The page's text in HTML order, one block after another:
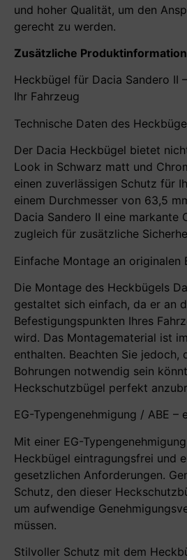
und hoher Qualität, um den
gerecht zu werden.
Zusätzliche
Heckbügel für Dacia Sandero II
Ihr Fahrzeug
Technische Daten des
Der Dacia Heckbügel bietet
Look in Schwarz matt und
einen zuverlässigen Schutz für
einem Durchmesser von 63,5
Dacia Sandero II eine markante
zugleich für zusätzliche
Einfache Montage an originalen
Die Montage des Heckbügels
gestaltet sich einfach, da er an
Befestigungspunkten Ihres
wird. Das Montagematerial ist
enthalten. Beachten Sie jedoch,
Bohrungen notwendig sein
Heckschutzbügel perfekt
EG-Typengenehmigung / ABE –
Mit einer EG-
Heckbügel eintragungsfrei und
gesetzlichen Anforderungen.
Schutz, den dieser
um aufwendige
müssen.
Stilvoller Schutz mit dem